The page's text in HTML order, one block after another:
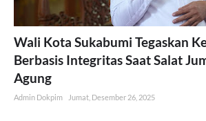
Wali Kota Sukabumi Tegaskan
Berbasis Integritas Saat Salat
Agung
Admin Dokpim Jumat, Desember 26, 2025